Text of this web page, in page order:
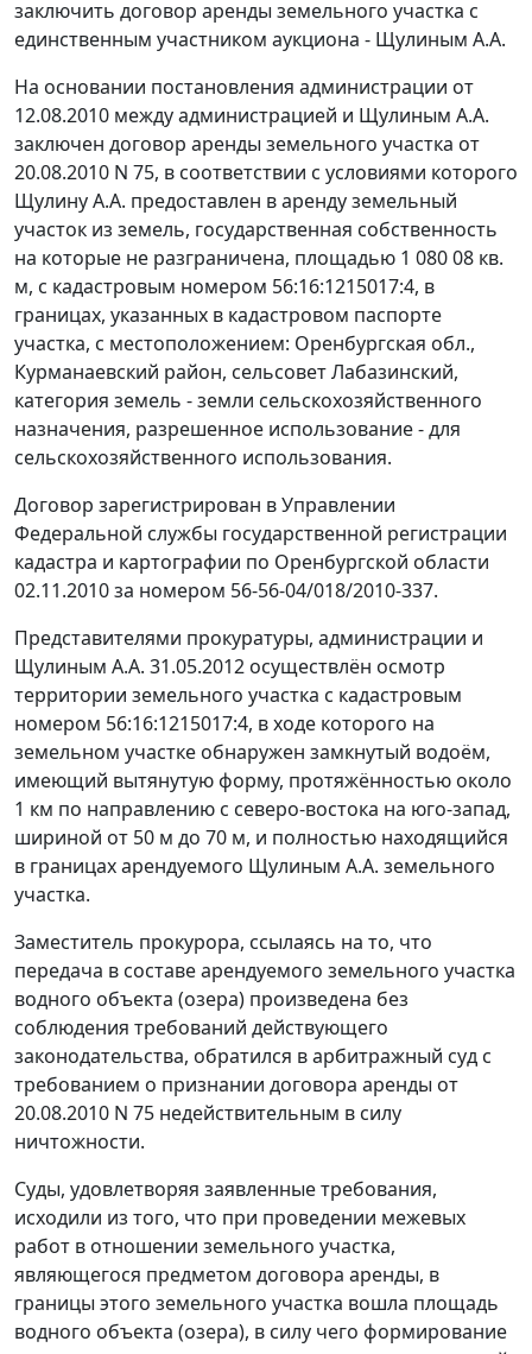
заключить договор аренды земельного участка с
единственным участником аукциона - Щулиным А.А.
На основании постановления администрации от
12.08.2010 между администрацией и Щулиным А.А.
заключен договор аренды земельного участка от
20.08.2010 N 75, в соответствии с условиями которого
Щулину А.А. предоставлен в аренду земельный
участок из земель, государственная собственность
на которые не разграничена, площадью 1 080 08 кв.
м, с кадастровым номером 56:16:1215017:4, в
границах, указанных в кадастровом паспорте
участка, с местоположением: Оренбургская обл.,
Курманаевский район, сельсовет Лабазинский,
категория земель - земли сельскохозяйственного
назначения, разрешенное использование - для
сельскохозяйственного использования.
Договор зарегистрирован в Управлении
Федеральной службы государственной регистрации
кадастра и картографии по Оренбургской области
02.11.2010 за номером 56-56-04/018/2010-337.
Представителями прокуратуры, администрации и
Щулиным А.А. 31.05.2012 осуществлён осмотр
территории земельного участка с кадастровым
номером 56:16:1215017:4, в ходе которого на
земельном участке обнаружен замкнутый водоём,
имеющий вытянутую форму, протяжённостью около
1 км по направлению с северо-востока на юго-запад,
шириной от 50 м до 70 м, и полностью находящийся
в границах арендуемого Щулиным А.А. земельного
участка.
Заместитель прокурора, ссылаясь на то, что
передача в составе арендуемого земельного участка
водного объекта (озера) произведена без
соблюдения требований действующего
законодательства, обратился в арбитражный суд с
требованием о признании договора аренды от
20.08.2010 N 75 недействительным в силу
ничтожности.
Суды, удовлетворяя заявленные требования,
исходили из того, что при проведении межевых
работ в отношении земельного участка,
являющегося предметом договора аренды, в
границы этого земельного участка вошла площадь
водного объекта (озера), в силу чего формирование